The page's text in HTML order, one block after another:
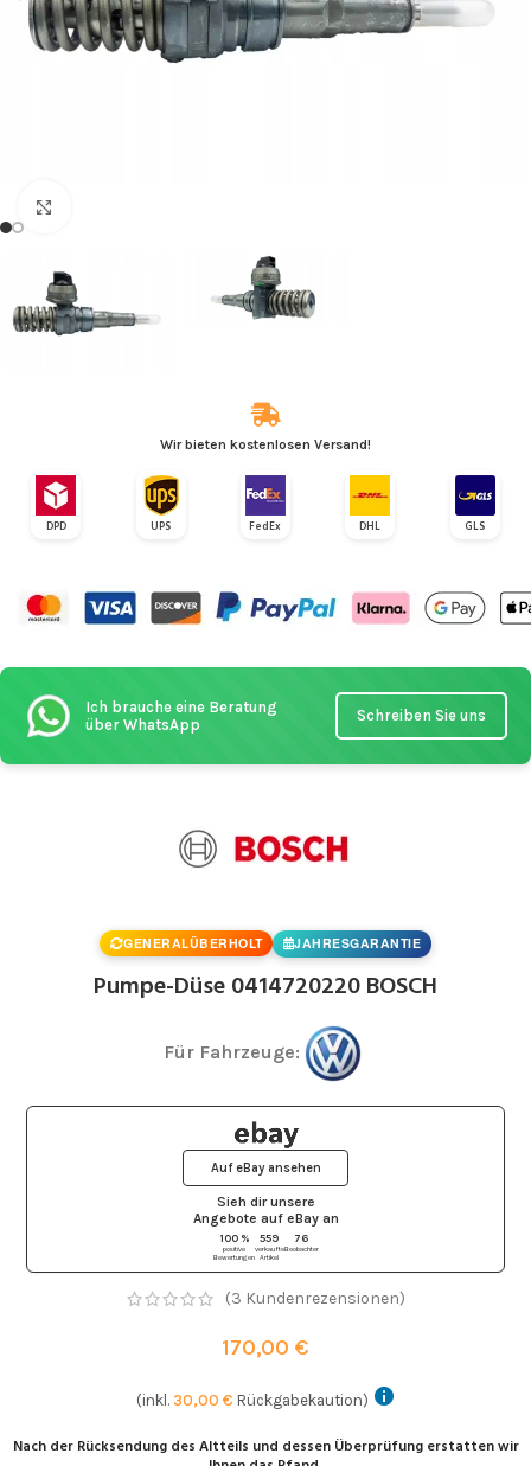
Wir bieten kostenlosen Versand!
DPD UPS FedEx DHL GLS
Ich brauche eine Beratung
über WhatsApp
Schreiben Sie uns
GENERALÜBERHOLT JAHRESGARANTIE
Pumpe-Düse 0414720220 BOSCH
Für Fahrzeuge:
Sieh dir unsere
Angebote auf eBayan
100 %
positive
Bewertungen
559
verkaufte
Artikel
76
Beobachter
Auf eBay ansehen
(3 Kundenrezensionen)
170,00 €
(inkl. 30,00 € Rückgabekaution)
Nach der Rücksendung des Altteils und dessen Überprüfung erstatten wir